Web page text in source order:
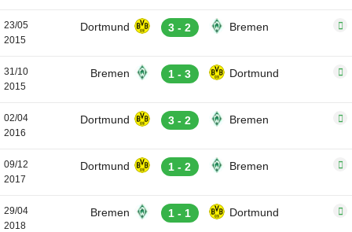
23/05
2015
Dortmund 3 - 2 Bremen
31/10
2015
Bremen 1 - 3 Dortmund
02/04
2016
Dortmund 3 - 2 Bremen
09/12
2017
Dortmund 1 - 2 Bremen
29/04
2018
Bremen 1 - 1 Dortmund